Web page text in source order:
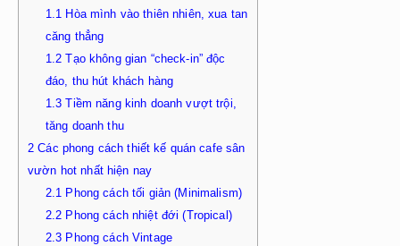
1.1 Hòa mình vào thiên nhiên, xua tan
căng thẳng
1.2 Tạo không gian “check-in” độc
đáo, thu hút khách hàng
1.3 Tiềm năng kinh doanh vượt trội,
tăng doanh thu
2 Các phong cách thiết kế quán cafe sân
vườn hot nhất hiện nay
2.1 Phong cách tối giản (Minimalism)
2.2 Phong cách nhiệt đới (Tropical)
2.3 Phong cách Vintage